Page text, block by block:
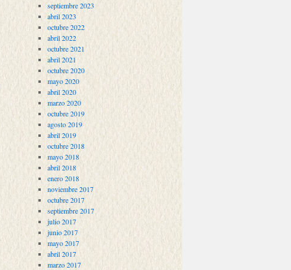
septiembre 2023
abril 2023
octubre 2022
abril 2022
octubre 2021
abril 2021
octubre 2020
mayo 2020
abril 2020
marzo 2020
octubre 2019
agosto 2019
abril 2019
octubre 2018
mayo 2018
abril 2018
enero 2018
noviembre 2017
octubre 2017
septiembre 2017
julio 2017
junio 2017
mayo 2017
abril 2017
marzo 2017